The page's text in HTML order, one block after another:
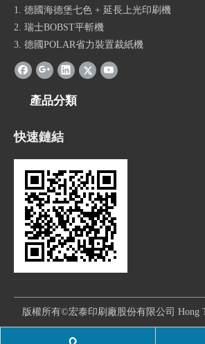
1. 德國海德堡七色 + 延長上光印刷機
2. 瑞士BOBST平斬機
3. 德國POLAR省力裝置裁紙機
產品分類
快速鏈結
版權所有©宏泰印刷廠股份有限公司 Hong